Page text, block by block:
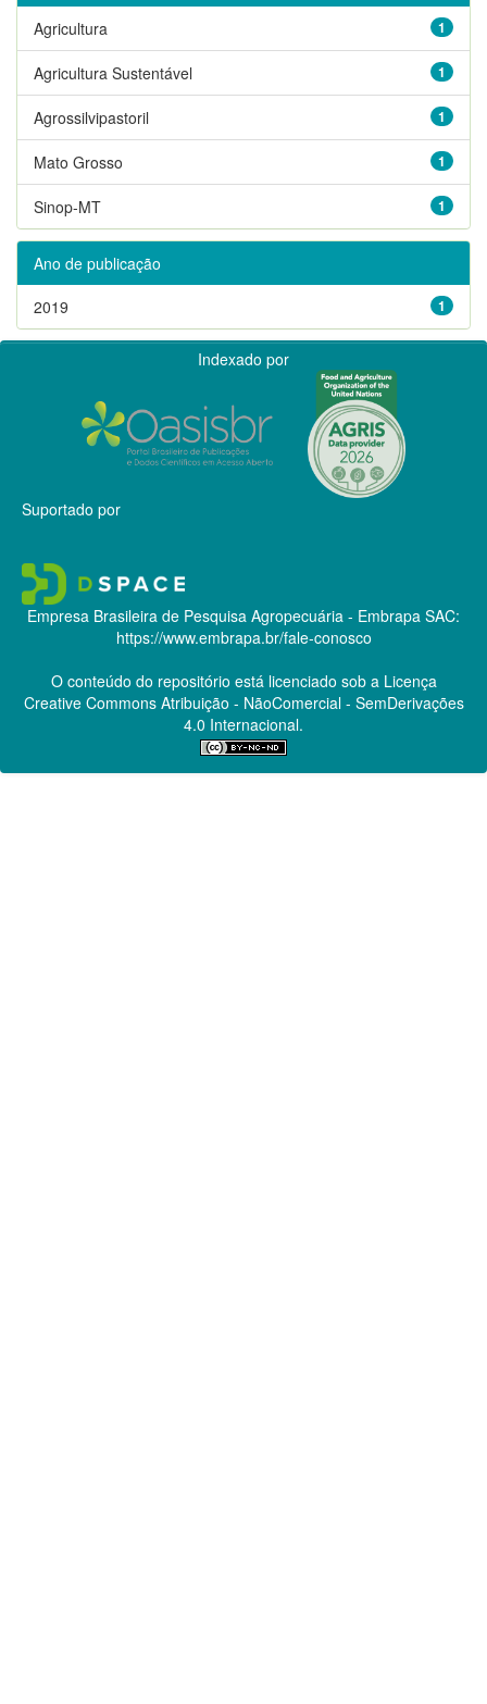
1
Agricultura
1
Agricultura Sustentável
1
Agrossilvipastoril
1
Mato Grosso
1
Sinop-MT
Ano de publicação
1
2019
Indexado por
Suportado por
Empresa Brasileira de Pesquisa Agropecuária - Embrapa SAC:
https://www.embrapa.br/fale-conosco
O conteúdo do repositório está licenciado sob a Licença
Creative CommonsAtribuição - NãoComercial - SemDerivações
4.0 Internacional.